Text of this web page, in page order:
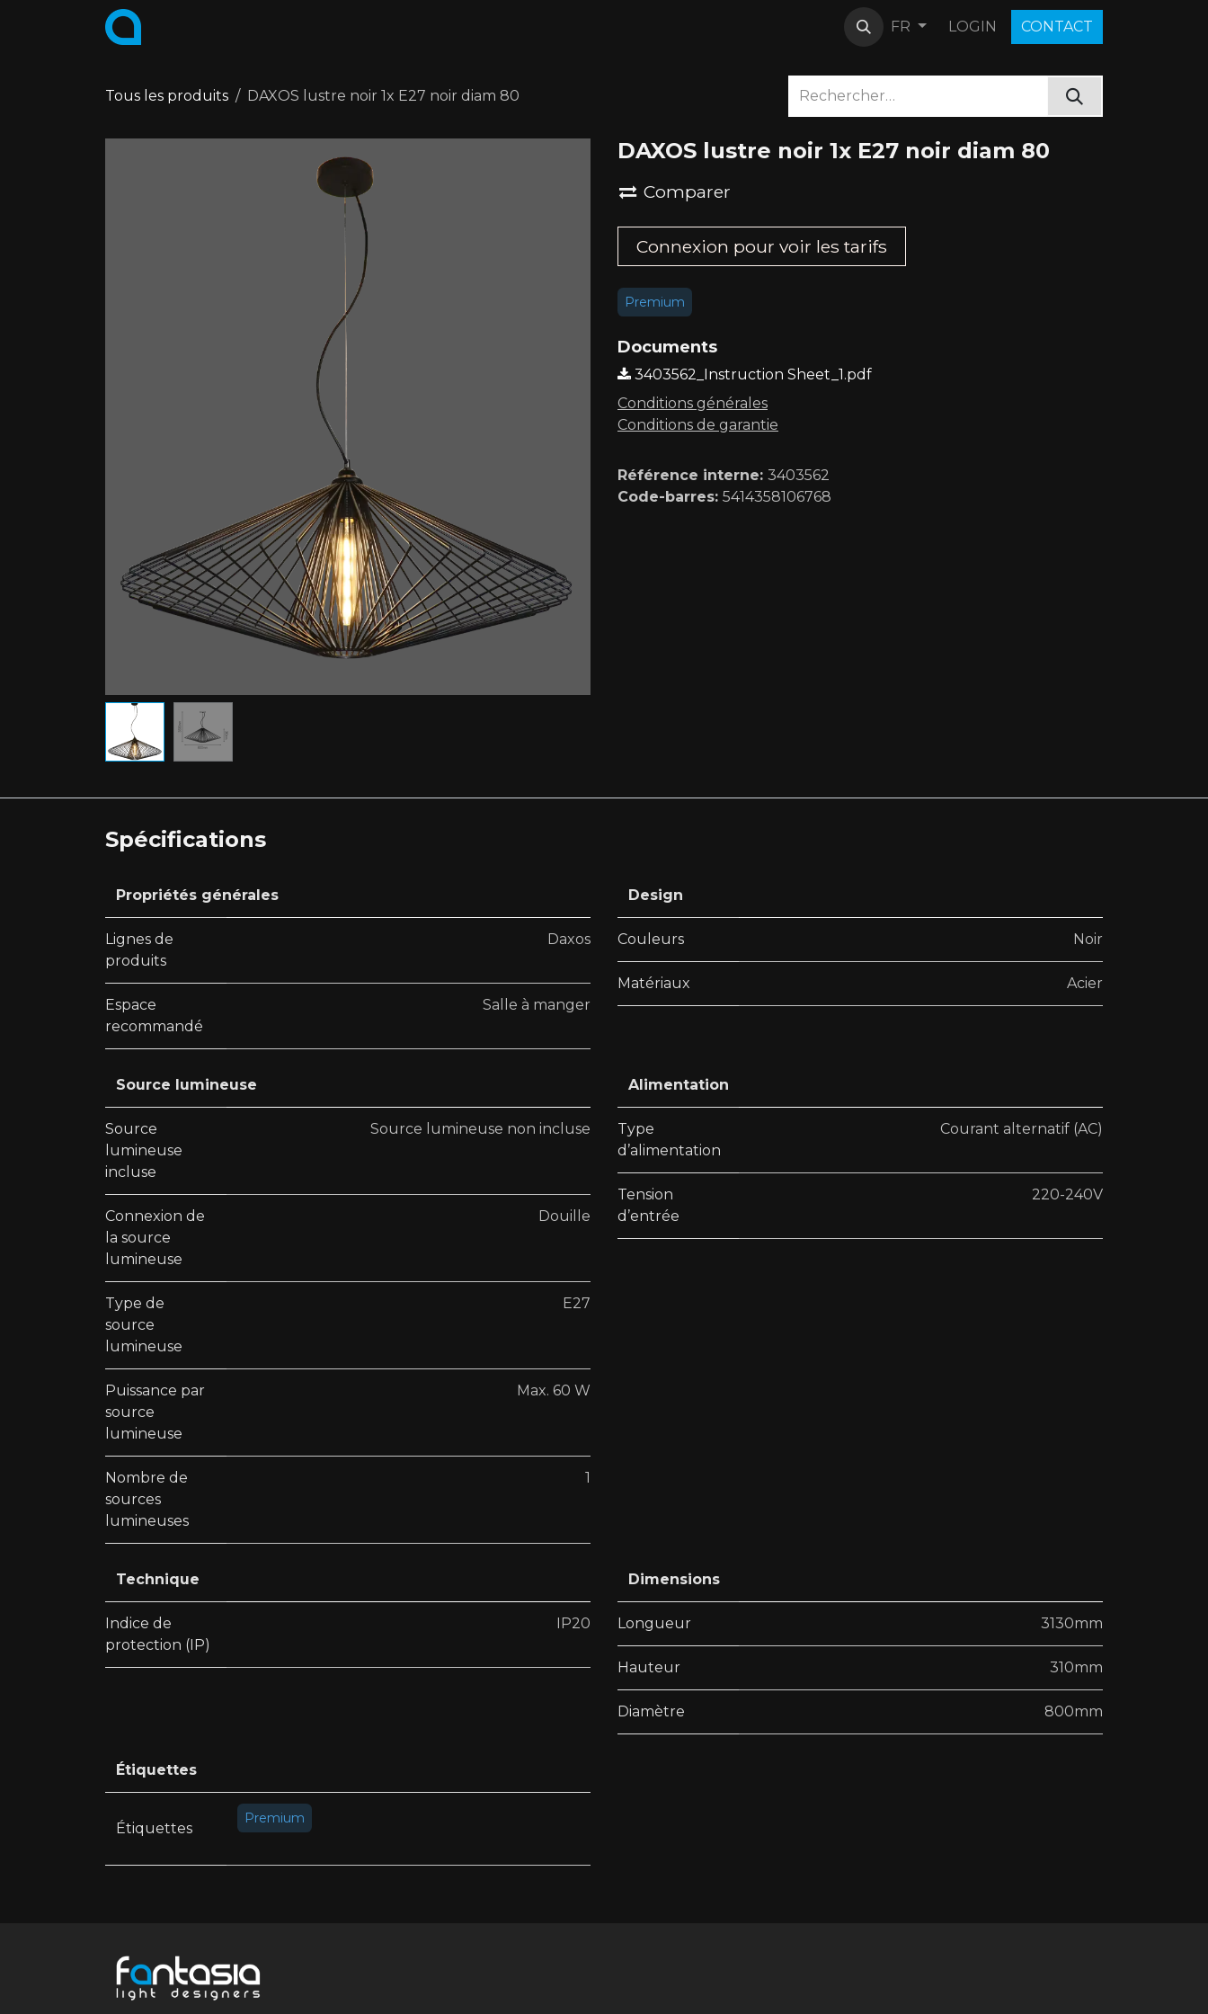
Se rendre au contenu
FR LOGIN C​O​N​​​​TACT
Tous les produits DAXOS lustre noir 1x E27 noir diam 80
DAXOS lustre noir 1x E27 noir diam 80
Comparer
Connexion pour voir les tarifs​
Premium
Documents
3403562_Instruction Sheet_1.pdf
Conditions générales
Conditions de garantie
Référence interne: 3403562
Code-barres: 5414358106768
Spécifications
Propriétés générales
Lignes de
produits
Daxos
Espace
recommandé
Salle à manger
Design
Couleurs Noir
Matériaux Acier
Source lumineuse
Source
lumineuse
incluse
Source lumineuse non incluse
Connexion de
la source
lumineuse
Douille
Type de
source
lumineuse
E27
Puissance par
source
lumineuse
Max. 60 W
Nombre de
sources
lumineuses
1
Alimentation
Type
d’alimentation
Courant alternatif (AC)
Tension
d’entrée
220-240V
Technique
Indice de
protection (IP)
IP20
Dimensions
Longueur 3130mm
Hauteur 310mm
Diamètre 800mm
Étiquettes
Étiquettes
Premium